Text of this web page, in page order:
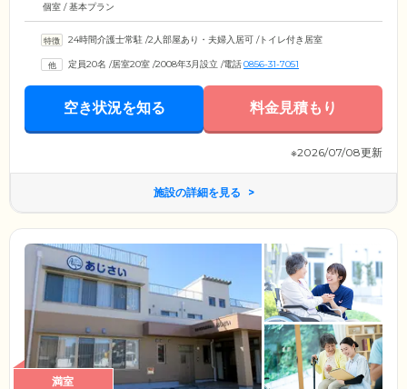
個室 / 基本プラン
24時間介護士常駐 /2人部屋あり・夫婦入居可 /トイレ付き居室
定員20名 /居室20室 /2008年3月設立 /電話0856-31-7051
空き状況を知る 料金見積もり
※2026/07/08更新
施設の詳細を見る
満室